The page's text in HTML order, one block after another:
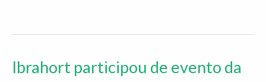
Ibrahort participou de evento da
Ibrahort
participou